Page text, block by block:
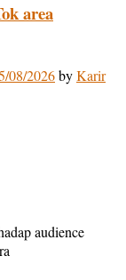
area
08/2026byKarir
audience